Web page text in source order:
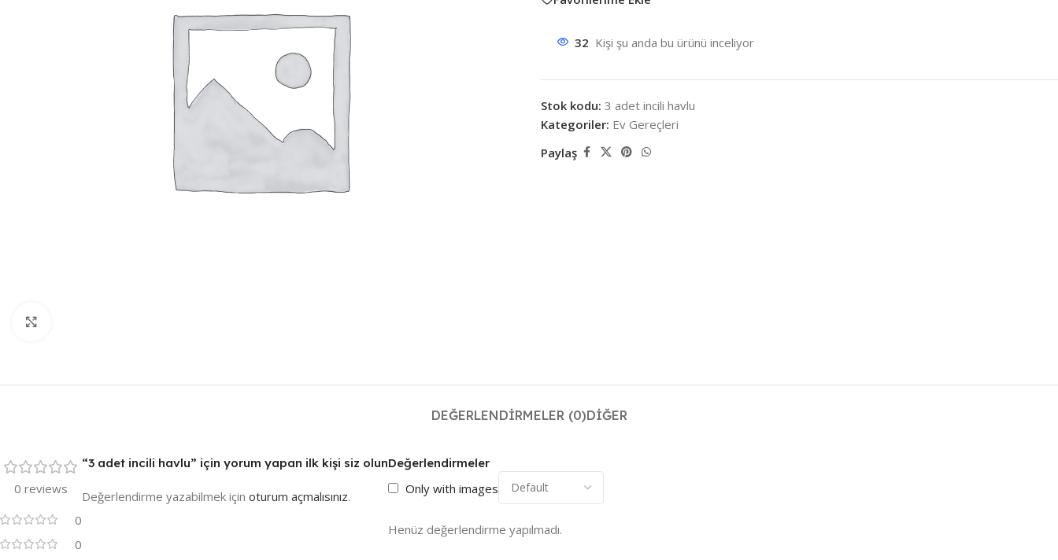
32 Kişi şu anda bu ürünü inceliyor
Stok kodu: 3 adet incili havlu
Kategoriler: Ev Gereçleri
Paylaş
DEĞERLENDIRMELER (0)DIĞER
0 reviews
0
0
Değerlendirmeler
Only with images
Henüz değerlendirme yapılmadı.
“3 adet incili havlu” için yorum yapan ilk kişi siz olun
Değerlendirme yazabilmek için oturum açmalısınız.